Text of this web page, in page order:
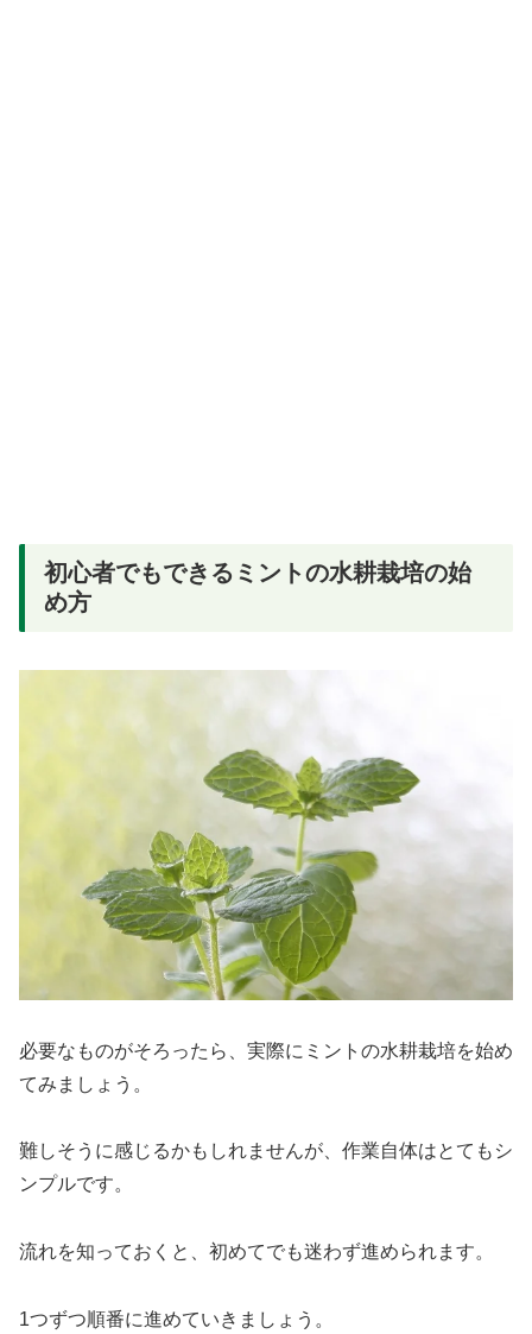
初心者でもできるミントの水耕栽培の始
め方
必要なものがそろったら、実際にミントの水耕栽培を始め
てみましょう。
難しそうに感じるかもしれませんが、作業自体はとてもシ
ンプルです。
流れを知っておくと、初めてでも迷わず進められます。
1つずつ順番に進めていきましょう。